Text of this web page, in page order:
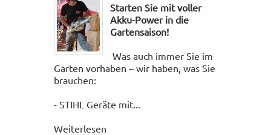
Starten Sie mit voller
Akku-Power in die
Gartensaison!
Was auch immer Sie im
Garten vorhaben – wir haben, was Sie
brauchen:
- STIHL Geräte mit...
Weiterlesen